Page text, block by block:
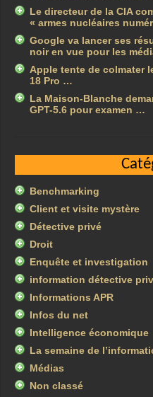
Le directeur de la CIA
« armes nucléaires
Google va lancer ses
noir en vue pour les
Apple tente de colmater
18 Pro …
La Maison-Blanche
GPT-5.6 pour examen …
Benchmarking
Client et visite mystère
Détective privé
Droit
Enquête et investigation
information détective
Informations APR
Infos du net
Intelligence économique
La semaine de
Médias
Non classé